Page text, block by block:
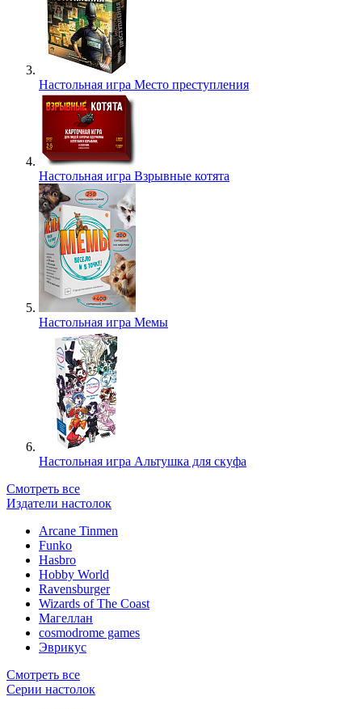
Настольная игра Место преступления
Настольная игра Взрывные котята
Настольная игра Мемы
Настольная игра Альтушка для скуфа
Смотреть все
Издатели настолок
Arcane Tinmen
Funko
Hasbro
Hobby World
Ravensburger
Wizards of The Coast
Магеллан
сosmodrome games
Эврикус
Смотреть все
Серии настолок